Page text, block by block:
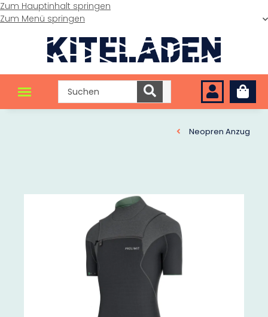
Zum Hauptinhalt springen
Zum Menü springen
Neopren Anzug